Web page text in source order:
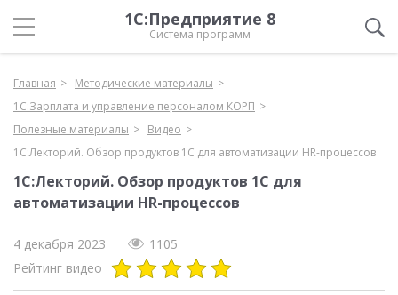
1С:Предприятие 8
Система программ
Главная
Методические материалы
1С:Зарплата и управление персоналом КОРП
Полезные материалы
Видео
1С:Лекторий. Обзор продуктов 1С для автоматизации HR-процессов
1С:Лекторий. Обзор продуктов 1С для
автоматизации HR-процессов
4 декабря 2023
1105
Рейтинг видео